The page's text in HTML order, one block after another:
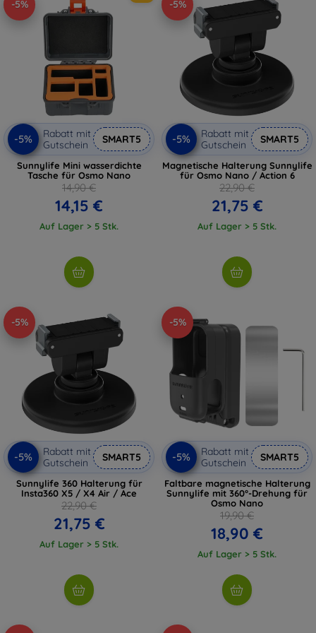
-5%
-5%
Rabatt mit
Gutschein
SMART5
Sunnylife Mini wasserdichte
Tasche für Osmo Nano
14,90 €
14,15 €
Auf Lager > 5 Stk.
-5%
-5%
Rabatt mit
Gutschein
SMART5
Magnetische Halterung Sunnylife
für Osmo Nano / Action 6
22,90 €
21,75 €
Auf Lager > 5 Stk.
-5%
-5%
Rabatt mit
Gutschein
SMART5
Sunnylife 360 Halterung für
Insta360 X5 / X4 Air / Ace
22,90 €
21,75 €
Auf Lager > 5 Stk.
-5%
-5%
Rabatt mit
Gutschein
SMART5
Faltbare magnetische Halterung
Sunnylife mit 360°-Drehung für
Osmo Nano
19,90 €
18,90 €
Auf Lager > 5 Stk.